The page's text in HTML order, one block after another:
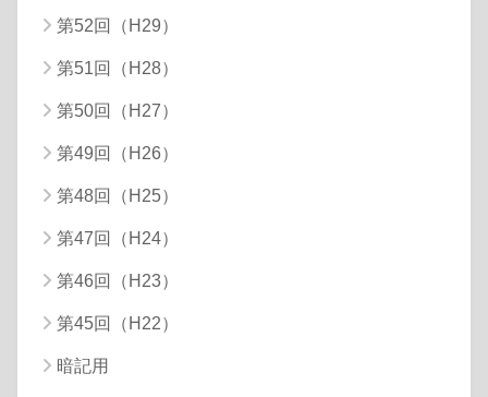
第52回（H29）
第51回（H28）
第50回（H27）
第49回（H26）
第48回（H25）
第47回（H24）
第46回（H23）
第45回（H22）
暗記用